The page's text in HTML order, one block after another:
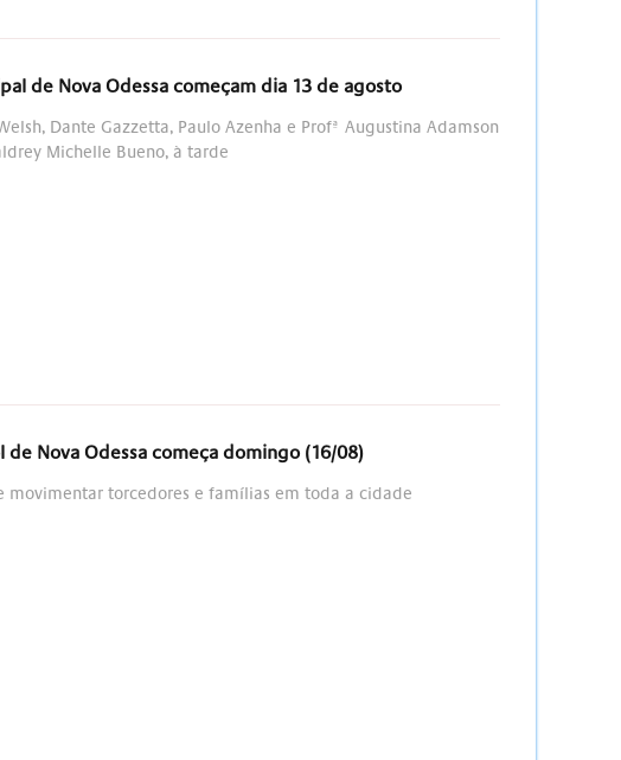
de Nova Odessa começam dia 13 de agosto
Dante Gazzetta, Paulo Azenha e Profª Augustina Adamson
Michelle Bueno, à tarde
Nova Odessa começa domingo (16/08)
movimentar torcedores e famílias em toda a cidade